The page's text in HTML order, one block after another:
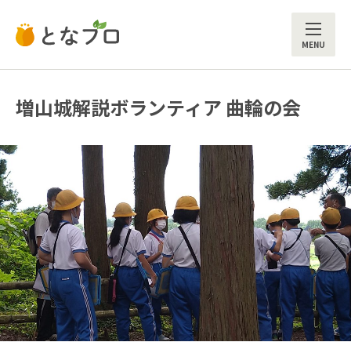
増山城解説ボランティア 曲輪の会